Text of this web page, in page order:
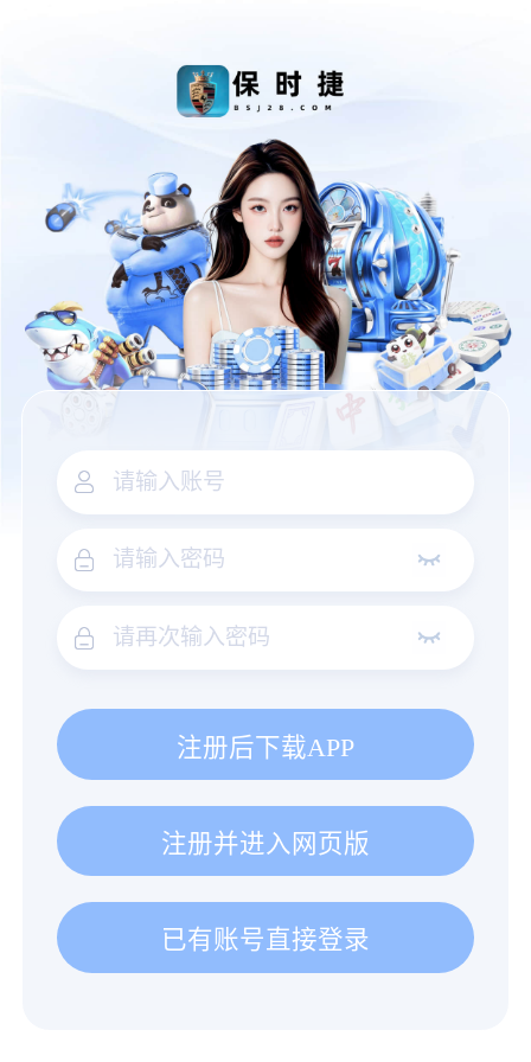
注册后下载APP
注册并进入网页版
已有账号直接登录